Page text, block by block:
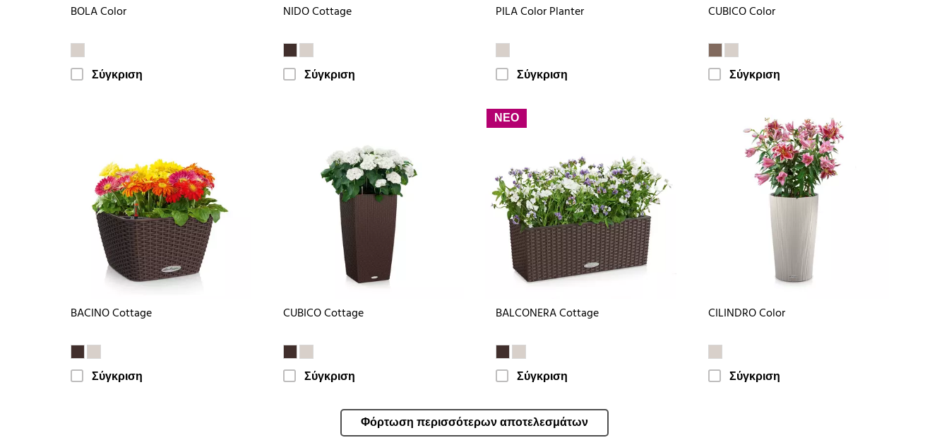
BOLA Color
Σύγκριση
NIDO Cottage
Σύγκριση
PILA Color Planter
Σύγκριση
CUBICO Color
Σύγκριση
BACINO Cottage
Σύγκριση
CUBICO Cottage
Σύγκριση
ΝΕΟ
BALCONERA Cottage
Σύγκριση
CILINDRO Color
Σύγκριση
Φόρτωση περισσότερων αποτελεσμάτων